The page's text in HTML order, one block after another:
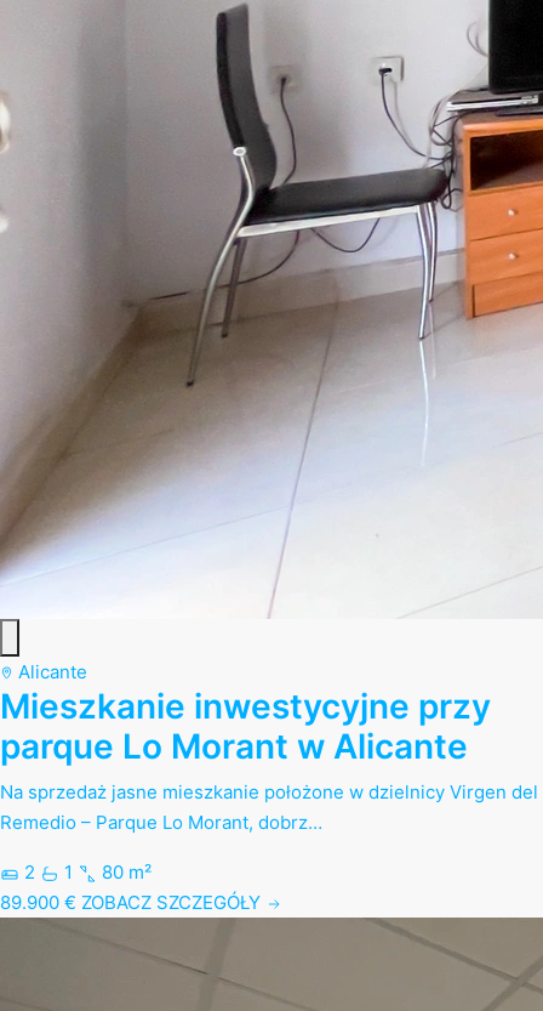
Alicante
Mieszkanie inwestycyjne przy
parque Lo Morant w Alicante
Na sprzedaż jasne mieszkanie położone w dzielnicy Virgen del
Remedio – Parque Lo Morant, dobrz…
2 1
80 m²
89.900 € ZOBACZ SZCZEGÓŁY